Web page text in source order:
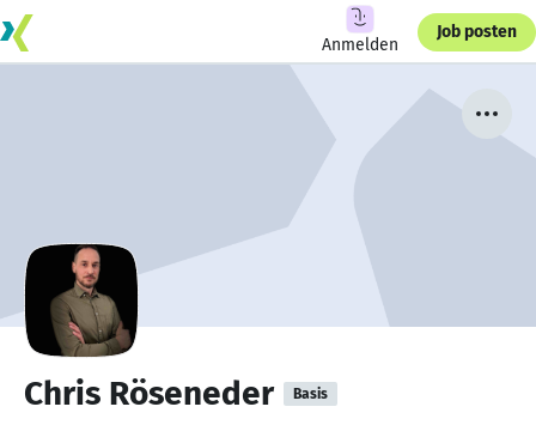
Anmelden
Job posten
Chris Röseneder Basis